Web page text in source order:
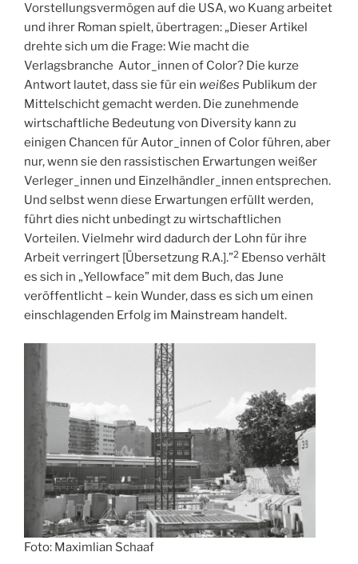
Vorstellungsvermögen auf die USA, wo Kuang arbeitet
und ihrer Roman spielt, übertragen: „Dieser Artikel
drehte sich um die Frage: Wie macht die
Verlagsbranche Autor_innen of Color? Die kurze
Antwort lautet, dass sie für ein weißes Publikum der
Mittelschicht gemacht werden. Die zunehmende
wirtschaftliche Bedeutung von Diversity kann zu
einigen Chancen für Autor_innen of Color führen, aber
nur, wenn sie den rassistischen Erwartungen weißer
Verleger_innen und Einzelhändler_innen entsprechen.
Und selbst wenn diese Erwartungen erfüllt werden,
führt dies nicht unbedingt zu wirtschaftlichen
Vorteilen. Vielmehr wird dadurch der Lohn für ihre
Arbeit verringert [Übersetzung R.A.].”2 Ebenso verhält
es sich in „Yellowface” mit dem Buch, das June
veröffentlicht – kein Wunder, dass es sich um einen
einschlagenden Erfolg im Mainstream handelt.
Foto: Maximlian Schaaf